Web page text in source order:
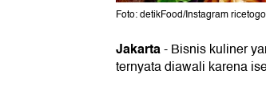
Foto: detikFood/Instagram ricetogo
Jakarta- Bisnis kuliner
ternyata diawali karena